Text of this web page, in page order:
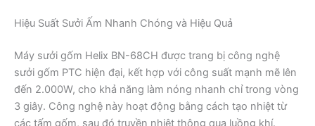
Hiệu Suất Sưởi Ấm Nhanh Chóng và Hiệu Quả
Máy sưởi gốm Helix BN-68CH được trang bị công nghệ
sưởi gốm PTC hiện đại, kết hợp với công suất mạnh mẽ lên
đến 2.000W, cho khả năng làm nóng nhanh chỉ trong vòng
3 giây. Công nghệ này hoạt động bằng cách tạo nhiệt từ
các tấm gốm, sau đó truyền nhiệt thông qua luồng khí.